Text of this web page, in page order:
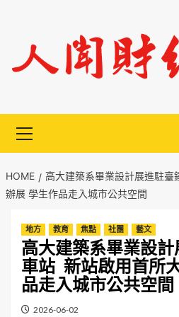
content
Menu
HOME
高大建築系畢業設計展進駐
辦展 學生作品走入城市公共空間
地方 教育 焦點 社團 藝文
高大建築系畢業設
車站 新站啟用首所
品走入城市公共空間
2026-06-02